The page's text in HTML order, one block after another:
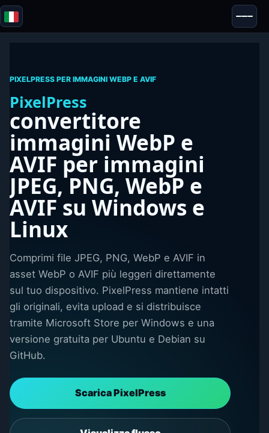
Blazor
Test e recensioni
PIXELPRESS PER IMMAGINI WEBP E AVIF
PixelPress
convertitore
immagini WebP e
AVIF per immagini
JPEG, PNG, WebP e
AVIF su Windows e
Linux
Comprimi file JPEG, PNG, WebP e AVIF in
asset WebP o AVIF più leggeri direttamente
sul tuo dispositivo. PixelPress mantiene intatti
gli originali, evita upload e si distribuisce
tramite Microsoft Store per Windows e una
versione gratuita per Ubuntu e Debian su
GitHub.
Scarica PixelPress